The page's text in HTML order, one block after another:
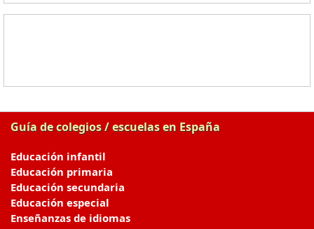
Guía de colegios / escuelas en España
Educación infantil
Educación primaria
Educación secundaria
Educación especial
Enseñanzas de idiomas